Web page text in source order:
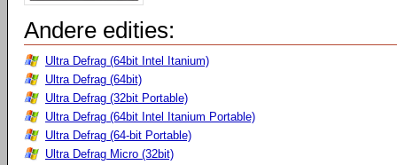
Andere edities:
Ultra Defrag (64bit Intel Itanium)
Ultra Defrag (64bit)
Ultra Defrag (32bit Portable)
Ultra Defrag (64bit Intel Itanium Portable)
Ultra Defrag (64-bit Portable)
Ultra Defrag Micro (32bit)